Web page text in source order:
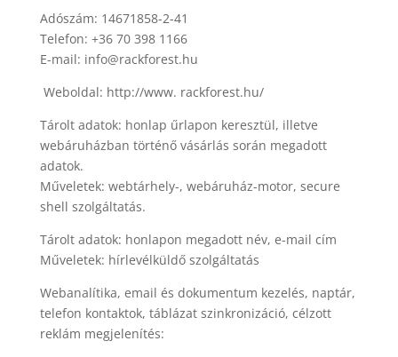
Adószám: 14671858-2-41
Telefon: +36 70 398 1166
E-mail: info@rackforest.hu
Weboldal: http://www. rackforest.hu/
Tárolt adatok: honlap űrlapon keresztül, illetve
webáruházban történő vásárlás során megadott
adatok.
Műveletek: webtárhely-, webáruház-motor, secure
shell szolgáltatás.
Tárolt adatok: honlapon megadott név, e-mail cím
Műveletek: hírlevélküldő szolgáltatás
Webanalítika, email és dokumentum kezelés, naptár,
telefon kontaktok, táblázat szinkronizáció, célzott
reklám megjelenítés: